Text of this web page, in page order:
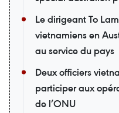
Le dirigeant To
vietnamiens en
au service du pays
Deux officiers
participer aux
de l’ONU